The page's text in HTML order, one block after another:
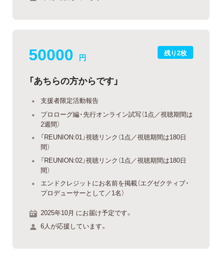
残り2枚
50000 円
「あちらの方からです」
支援者限定活動報告
プロローグ編・先行オンライン試写（1点／視聴期間は
2週間）
「REUNION:01」視聴リンク（1点／視聴期間は180日
間）
「REUNION:02」視聴リンク（1点／視聴期間は180日
間）
エンドクレジットにお名前を掲載（エグゼクティブ・
プロデューサーとして／1名）
2025年10月 にお届け予定です。
6人が応援しています。